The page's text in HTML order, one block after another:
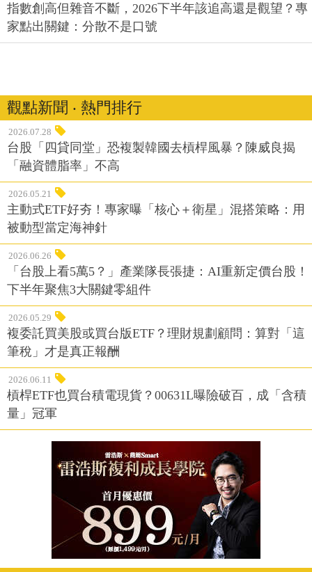
指數創高但雜音不斷，2026下半年該追高還是觀望？專
家點出關鍵：分散不是口號
觀點新聞 ‧ 熱門排行
2026.07.28
台股「四貸同堂」恐複製韓國去槓桿風暴？陳威良揭
「融資體脂率」不高
2026.05.21
主動式ETF好夯！專家曝「核心＋衛星」混搭策略：用
被動型當定海神針
2026.06.26
「台股上看5萬5？」產業隊長張捷：AI重新定價台股！
下半年聚焦3大關鍵零組件
2026.05.29
複委託買美股或買台版ETF？理財規劃顧問：算對「這
筆稅」才是真正報酬
2026.06.11
槓桿ETF也買台積電現貨？00631L曝險破百，成「含積
量」冠軍